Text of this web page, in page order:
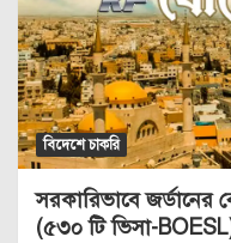
বিদেশে চাকরি
সরকারিভাবে জর্ডানের
(৫৩০ টি ভিসা-